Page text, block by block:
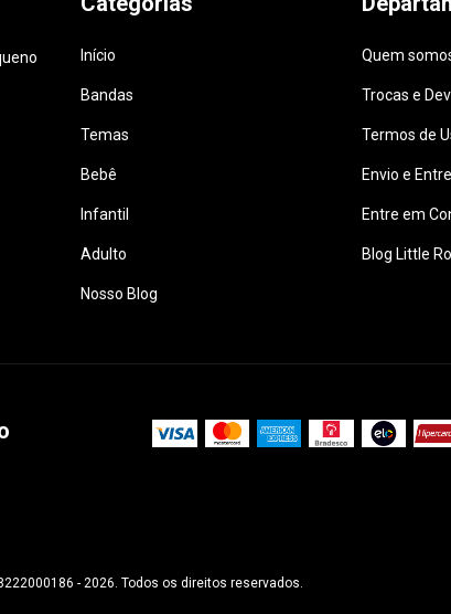
Início
Bandas
Temas
Bebê
Infantil
Adulto
Nosso Blog
Quem
Trocas e
Termos de
Envio e
Entre em
Blog Little
- 2026. Todos os direitos reservados.